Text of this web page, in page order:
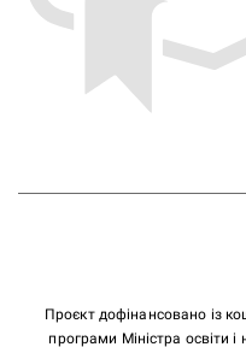
Проєкт дофінансовано із
програми Міністра освіти